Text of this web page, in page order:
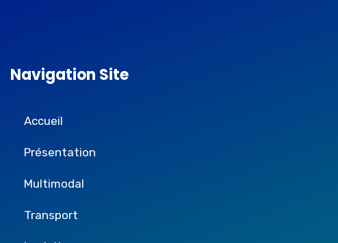
Navigation Site
Accueil
Présentation
Multimodal
Transport